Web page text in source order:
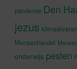
pandemie Den
jezus
Mensenhandel
onderwijs pesten